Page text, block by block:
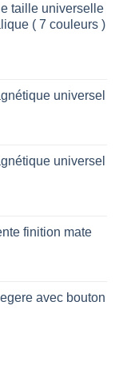
taille universelle
( 7 couleurs )
universel
universel
finition mate
avec bouton